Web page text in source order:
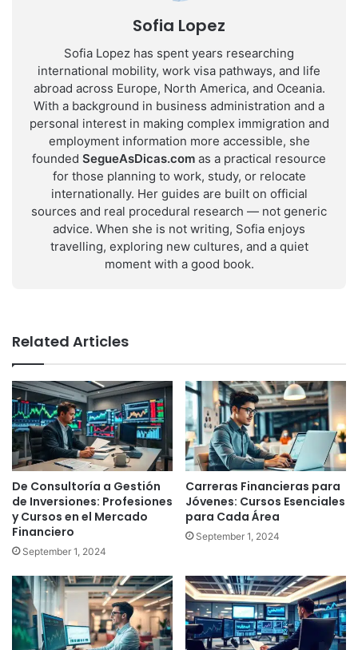
Sofia Lopez
Sofia Lopez has spent years researching
international mobility, work visa pathways, and life
abroad across Europe, North America, and Oceania.
With a background in business administration and a
personal interest in making complex immigration and
employment information more accessible, she
founded SegueAsDicas.com as a practical resource
for those planning to work, study, or relocate
internationally. Her guides are built on official
sources and real procedural research — not generic
advice. When she is not writing, Sofia enjoys
travelling, exploring new cultures, and a quiet
moment with a good book.
Related Articles
De Consultoría a Gestión
de Inversiones: Profesiones
y Cursos en el Mercado
Financiero
September 1, 2024
Carreras Financieras para
Jóvenes: Cursos Esenciales
para Cada Área
September 1, 2024